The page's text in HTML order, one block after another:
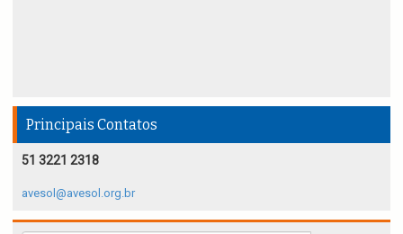
Principais Contatos
51 3221 2318
avesol@avesol.org.br